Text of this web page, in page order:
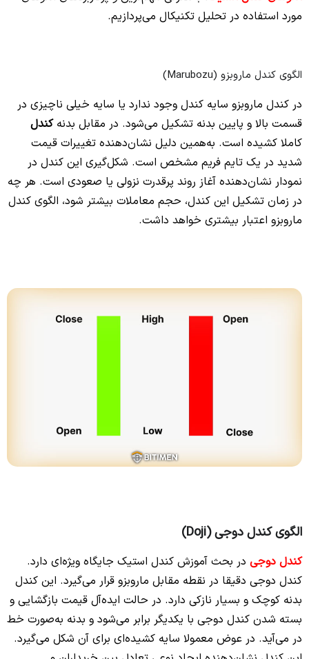
مورد استفاده در تحلیل تکنیکال می‌پردازیم.
الگوی کندل ماروبزو (Marubozu)
در کندل ماروبزو سایه کندل وجود ندارد یا سایه خیلی ناچیزی در
قسمت بالا و پایین بدنه تشکیل می‌شود. در مقابل بدنهکندل
کاملا کشیده است. به‌همین دلیل نشان‌دهنده تغییرات قیمت
شدید در یک تایم فریم مشخص است. شکل‌گیری این کندل در
نمودار نشان‌دهنده آغاز روند پرقدرت نزولی یا صعودی است. هر چه
در زمان تشکیل این کندل، حجم معاملات بیشتر شود، الگوی کندل
ماروبزو اعتبار بیشتری خواهد داشت.
الگوی کندل دوجی (Doji)
کندل دوجی در بحث آموزش کندل استیک جایگاه ویژه‌ای دارد.
کندل دوجی دقیقا در نقطه مقابل ماروبزو قرار می‌گیرد. این کندل
بدنه کوچک و بسیار نازکی دارد. در حالت ایده‌آل قیمت بازگشایی و
بسته شدن کندل دوجی با یکدیگر برابر می‌شود و بدنه به‌صورت خط
در می‌آید. در عوض معمولا سایه کشیده‌ای برای آن شکل می‌گیرد.